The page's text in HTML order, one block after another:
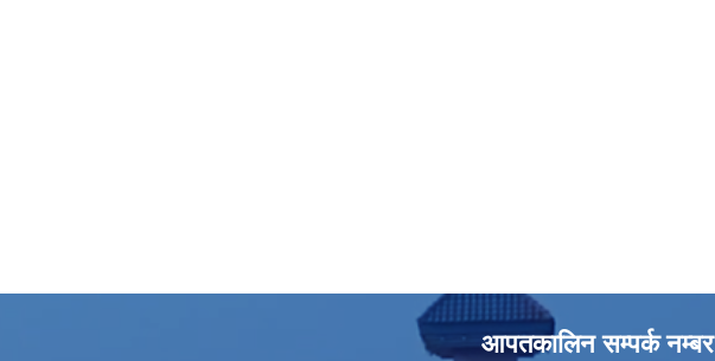
आपतकालिन सम्पर्क नम्बर